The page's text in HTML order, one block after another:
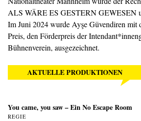
ALS WÄRE ES GESTERN GEWESEN
Im Juni 2024 wurde Ayşe Güvendiren mit
Preis, den Förderpreis der
Bühnenverein, ausgezeichnet.
AKTUELLE PRODUKTIONEN
You came, you saw – Ein No Escape Room
REGIE